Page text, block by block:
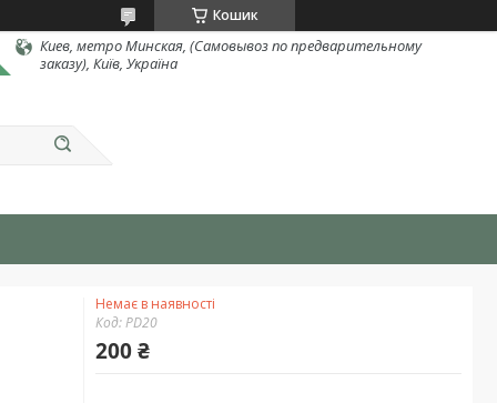
Кошик
Киев, метро Минская, (Самовывоз по предварительному
заказу), Київ, Україна
Немає в наявності
Код:PD20
200 ₴